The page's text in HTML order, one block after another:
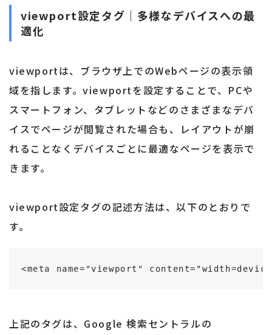
viewport設定タグ｜多様なデバイスへの最
適化
viewportは、ブラウザ上でのWebページの表示領
域を指します。viewportを設定することで、PCや
スマートフォン、タブレットなどのさまざまなデバ
イスでページが閲覧された場合も、レイアウトが崩
れることなくデバイスごとに最適なページを表示で
きます。
viewport設定タグの記述方法は、以下のとおりで
す。
<meta name="viewport"
上記のタグは、Google 検索セントラルの